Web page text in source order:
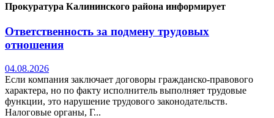
Прокуратура Калининского района информирует
Ответственность за подмену трудовых
отношения
04.08.2026
Если компания заключает договоры гражданско-правового
характера, но по факту исполнитель выполняет трудовые
функции, это нарушение трудового законодательств.
Налоговые органы, Г...